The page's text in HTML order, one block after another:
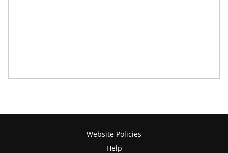
Website Policies
Help